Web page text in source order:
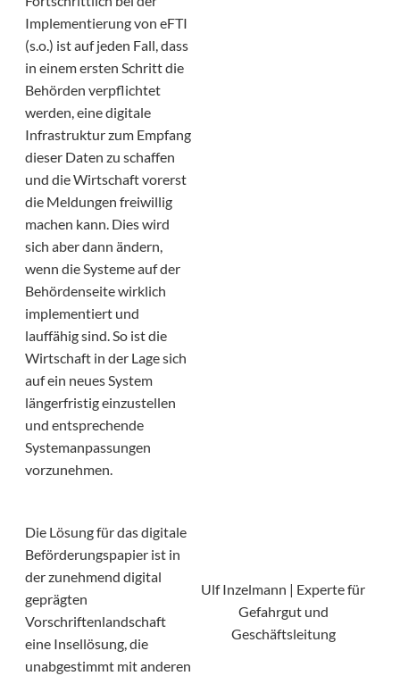
Implementierung von eFTI
(s.o.) ist auf jeden Fall, dass
in einem ersten Schritt die
Behörden verpflichtet
werden, eine digitale
Infrastruktur zum Empfang
dieser Daten zu schaffen
und die Wirtschaft vorerst
die Meldungen freiwillig
machen kann. Dies wird
sich aber dann ändern,
wenn die Systeme auf der
Behördenseite wirklich
implementiert und
lauffähig sind. So ist die
Wirtschaft in der Lage sich
auf ein neues System
längerfristig einzustellen
und entsprechende
Systemanpassungen
vorzunehmen.
Die Lösung für das digitale
Beförderungspapier ist in
der zunehmend digital
geprägten
Vorschriftenlandschaft
eine Insellösung, die
unabgestimmt mit anderen
Ulf Inzelmann | Experte für
Gefahrgut und
Geschäftsleitung